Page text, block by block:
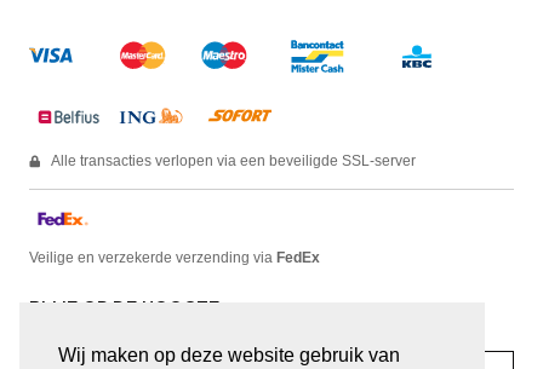
Wij maken op deze website gebruik van
Alle transacties verlopen via een beveiligde SSL-server
Veilige en verzekerde verzending via FedEx
BLIJF OP DE HOOGTE